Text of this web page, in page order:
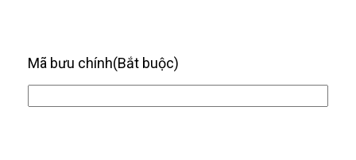
Mã bưu chính(Bắt buộc)